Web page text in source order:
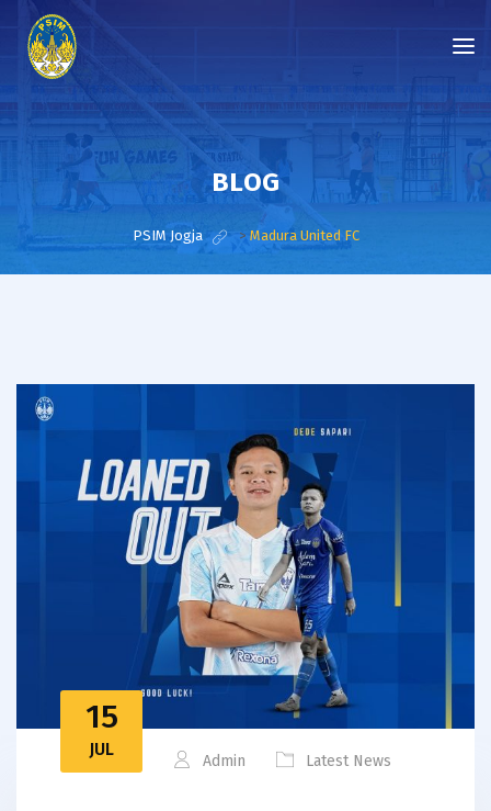
BLOG
PSIM Jogja >Madura United FC
15
JUL
Admin Latest News